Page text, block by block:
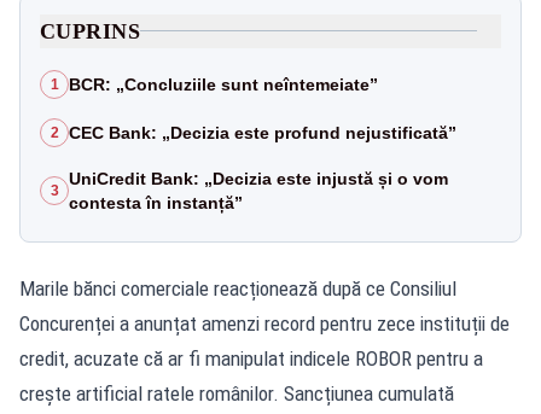
CUPRINS
1 BCR: „Concluziile sunt neîntemeiate”
2 CEC Bank: „Decizia este profund nejustificată”
3
UniCredit Bank: „Decizia este injustă și o vom
contesta în instanță”
Marile bănci comerciale reacționează după ce Consiliul
Concurenței a anunțat amenzi record pentru zece instituții de
credit, acuzate că ar fi manipulat indicele ROBOR pentru a
crește artificial ratele românilor. Sancțiunea cumulată